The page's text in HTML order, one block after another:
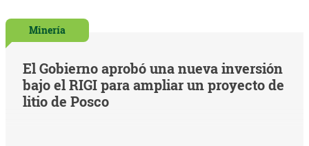
Minería
El Gobierno aprobó una nueva inversión
bajo el RIGI para ampliar un proyecto de
litio de Posco